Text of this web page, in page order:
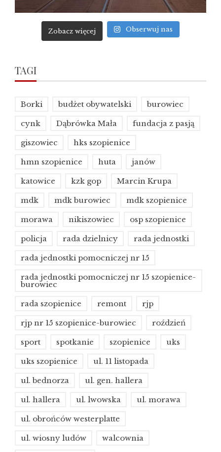
Zobacz więcej Obserwuj nas
TAGI
Borki budżet obywatelski burowiec
cynk Dąbrówka Mała fundacja z pasją
giszowiec hks szopienice
hmn szopienice huta janów
katowice kzk gop Marcin Krupa
mdk mdk burowiec mdk szopienice
morawa nikiszowiec osp szopienice
policja rada dzielnicy rada jednostki
rada jednostki pomocniczej nr 15
rada jednostki pomocniczej nr 15 szopienice-
burowiec
rada szopienice remont rjp
rjp nr 15 szopienice-burowiec roździeń
sport spotkanie szopienice uks
uks szopienice ul. 11 listopada
ul. bednorza ul. gen. hallera
ul. hallera ul. lwowska ul. morawa
ul. obrońców westerplatte
ul. wiosny ludów walcownia